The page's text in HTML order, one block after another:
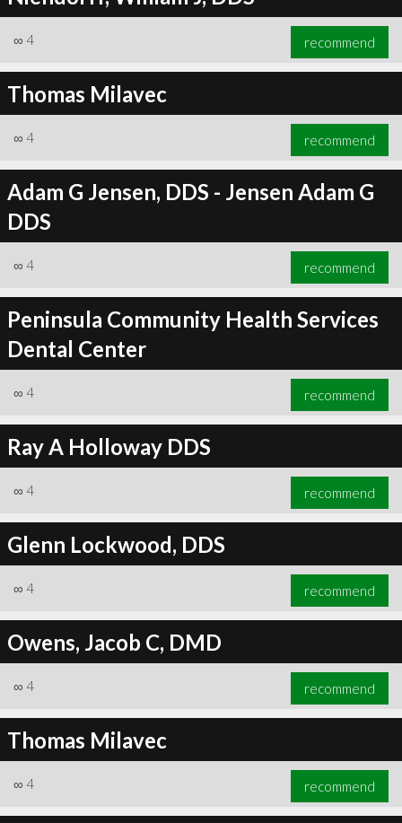
∞ 4 recommend
Thomas Milavec
∞ 4 recommend
Adam G Jensen, DDS - Jensen Adam G
DDS
∞ 4 recommend
Peninsula Community Health Services
Dental Center
∞ 4 recommend
Ray A Holloway DDS
∞ 4 recommend
Glenn Lockwood, DDS
∞ 4 recommend
Owens, Jacob C, DMD
∞ 4 recommend
Thomas Milavec
∞ 4 recommend